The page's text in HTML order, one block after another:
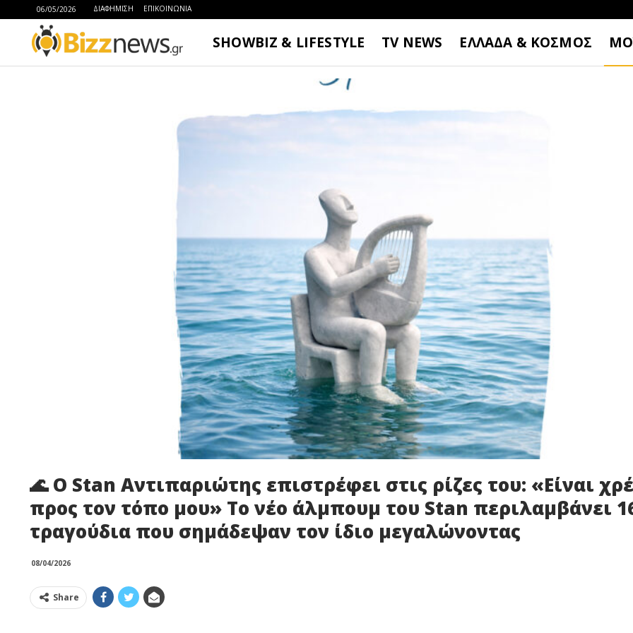
06/05/2026 ΔΙΑΦΗΜΙΣΗ ΕΠΙΚΟΙΝΩΝΙΑ
SHOWBIZ & LIFESTYLE TV NEWS ΕΛΛΑΔΑ & ΚΟΣΜΟΣ
🌊 Ο Stan Αντιπαριώτης επιστρέφει στις ρίζες του: «Είναι
προς τον τόπο μου» Το νέο άλμπουμ του Stan περιλαμβάνει
τραγούδια που σημάδεψαν τον ίδιο μεγαλώνοντας
08/04/2026
Share